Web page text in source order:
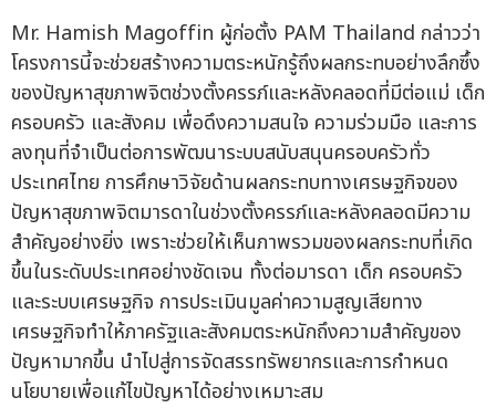
Mr. Hamish Magoffin ผู้ก่อตั้ง PAM Thailand กล่าวว่า
โครงการนี้จะช่วยสร้างความตระหนักรู้ถึงผลกระทบอย่างลึกซึ้ง
ของปัญหาสุขภาพจิตช่วงตั้งครรภ์และหลังคลอดที่มีต่อแม่ เด็ก
ครอบครัว และสังคม เพื่อดึงความสนใจ ความร่วมมือ และการ
ลงทุนที่จำเป็นต่อการพัฒนาระบบสนับสนุนครอบครัวทั่ว
ประเทศไทย การศึกษาวิจัยด้านผลกระทบทางเศรษฐกิจของ
ปัญหาสุขภาพจิตมารดาในช่วงตั้งครรภ์และหลังคลอดมีความ
สำคัญอย่างยิ่ง เพราะช่วยให้เห็นภาพรวมของผลกระทบที่เกิด
ขึ้นในระดับประเทศอย่างชัดเจน ทั้งต่อมารดา เด็ก ครอบครัว
และระบบเศรษฐกิจ การประเมินมูลค่าความสูญเสียทาง
เศรษฐกิจทำให้ภาครัฐและสังคมตระหนักถึงความสำคัญของ
ปัญหามากขึ้น นำไปสู่การจัดสรรทรัพยากรและการกำหนด
นโยบายเพื่อแก้ไขปัญหาได้อย่างเหมาะสม